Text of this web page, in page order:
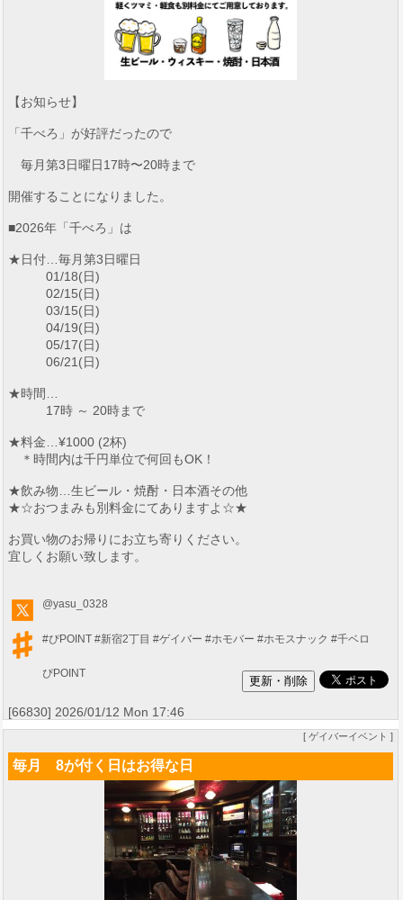
【お知らせ】
「千べろ」が好評だったので
毎月第3日曜日17時〜20時まで
開催することになりました。
■2026年「千べろ」は
★日付…毎月第3日曜日
01/18(日)
02/15(日)
03/15(日)
04/19(日)
05/17(日)
06/21(日)
★時間…
17時 ～ 20時まで
★料金…¥1000 (2杯)
＊時間内は千円単位で何回もOK！
★飲み物…生ビール・焼酎・日本酒その他
★☆おつまみも別料金にてありますよ☆★
お買い物のお帰りにお立ち寄りください。
宜しくお願い致します。
@yasu_0328
#ぴPOINT #新宿2丁目 #ゲイバー #ホモバー #ホモスナック #千ベロ
ぴPOINT
[66830] 2026/01/12 Mon 17:46
[ ゲイバーイベント ]
毎月 8が付く日はお得な日